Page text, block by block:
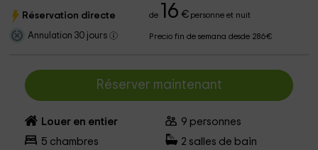
Réservation directe de 16 €personne et nuit
Annulation 30 jours Precio fin de semana desde 286€
Réserver maintenant
Louer en entier 9 personnes
5 chambres 2 salles de bain